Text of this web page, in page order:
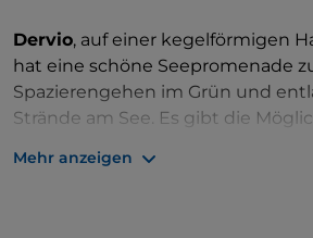
Dervio, auf einer kegelförmigen
hat eine schöne Seepromenade
Spazierengehen im Grün und
Strände am See. Es gibt die
Segelboot herauszufordern. Das
Mehr anzeigen